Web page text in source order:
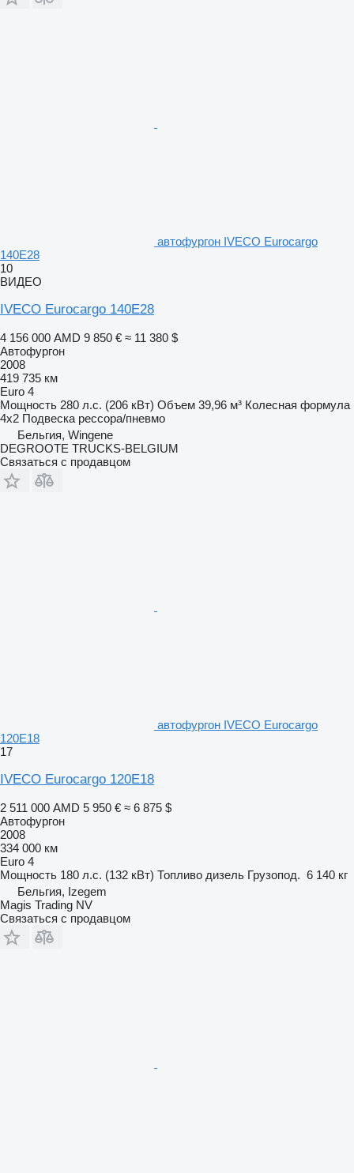
автофургон IVECO Eurocargo
140E28
10
ВИДЕО
IVECO Eurocargo 140E28
4 156 000 AMD 9 850 € ≈ 11 380 $
Автофургон
2008
419 735 км
Euro 4
Мощность 280 л.с. (206 кВт) Объем 39,96 м³ Колесная формула
4x2 Подвеска рессора/пневмо
Бельгия, Wingene
DEGROOTE TRUCKS-BELGIUM
Связаться с продавцом
автофургон IVECO Eurocargo
120E18
17
IVECO Eurocargo 120E18
2 511 000 AMD 5 950 € ≈ 6 875 $
Автофургон
2008
334 000 км
Euro 4
Мощность 180 л.с. (132 кВт) Топливо дизель Грузопод. 6 140 кг
Бельгия, Izegem
Magis Trading NV
Связаться с продавцом